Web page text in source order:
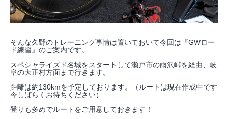
そんな久野のトレーニング事情は置いておいて今回は『GWロー
ド練習』のご案内です。
スペシャライズド名城をスタートして瀬戸市の雨沢峠を経由、岐
阜の大正村方面まで行きます。
距離は約130kmを予定しております。（ルートは現在作成中です
今しばらくお待ちください）
登りも多めでルートをご用意しておきます！